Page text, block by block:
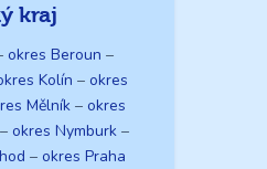
kraj
okres Beroun –
Kolín – okres
Mělník – okres
– okres Nymburk –
– okres Praha